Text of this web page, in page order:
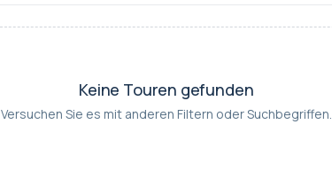
Keine Touren gefunden
Versuchen Sie es mit anderen Filtern oder Suchbegriffen.